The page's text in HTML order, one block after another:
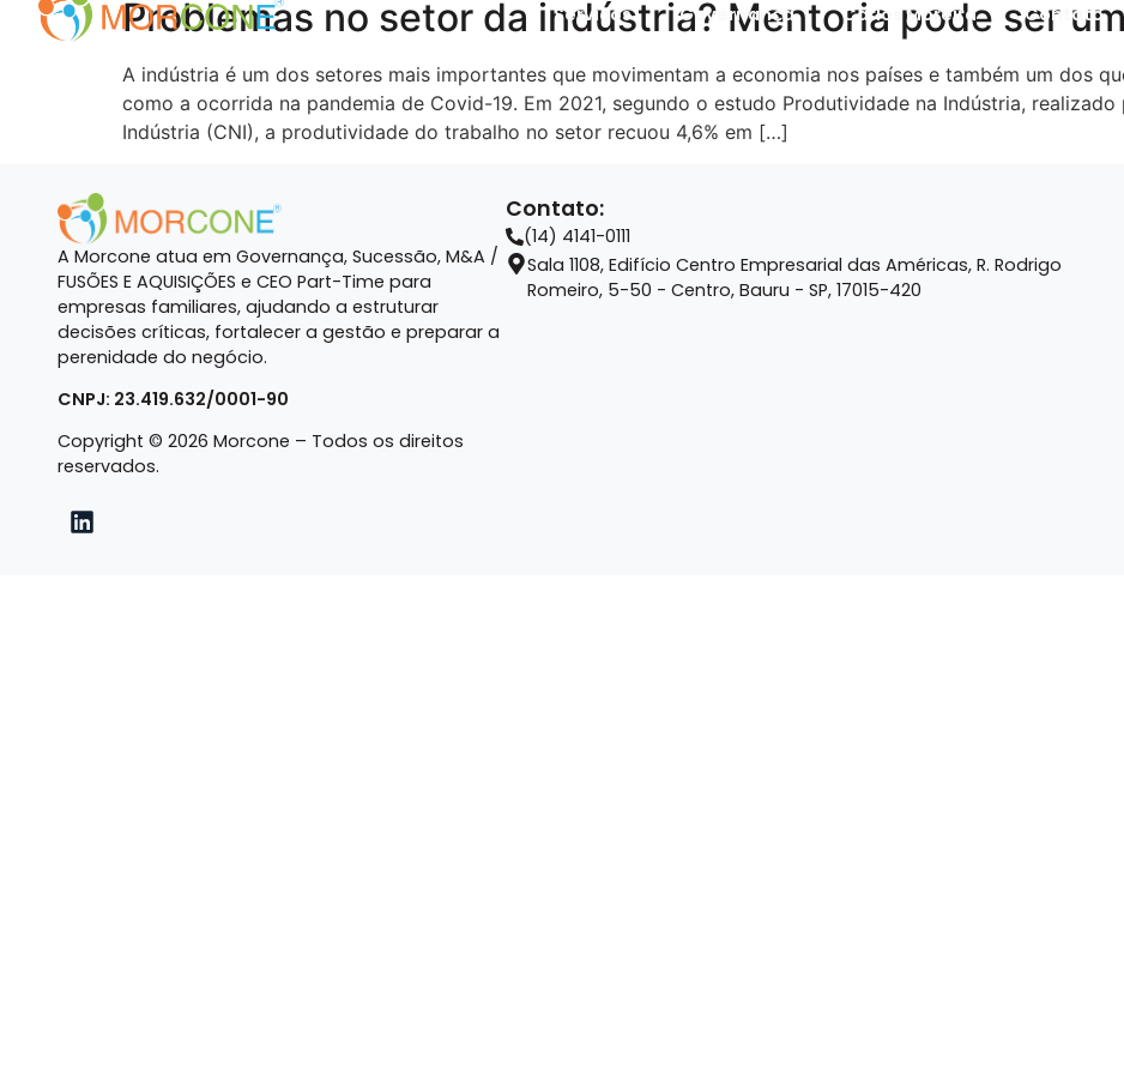
Serviços Governança Carlos Moreira Contato
Problemas no setor da indústria? Mentoria pode ser
A indústria é um dos setores mais importantes que movimentam a economia nos países e também um dos
como a ocorrida na pandemia de Covid-19. Em 2021, segundo o estudo Produtividade na Indústria,
Indústria (CNI), a produtividade do trabalho no setor recuou 4,6% em […]
A Morcone atua em Governança, Sucessão, M&A /
FUSÕES E AQUISIÇÕES e CEO Part-Time para
empresas familiares, ajudando a estruturar
decisões críticas, fortalecer a gestão e preparar a
perenidade do negócio.
CNPJ: 23.419.632/0001-90
Copyright © 2026 Morcone – Todos os direitos
reservados.
Contato:
(14) 4141-0111
Sala 1108, Edifício Centro Empresarial das Américas, R. Rodrigo
Romeiro, 5-50 - Centro, Bauru - SP, 17015-420